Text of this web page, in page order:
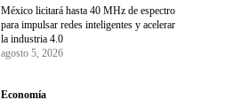
México licitará hasta 40 MHz de espectro
para impulsar redes inteligentes y acelerar
la industria 4.0
agosto 5, 2026
Economía